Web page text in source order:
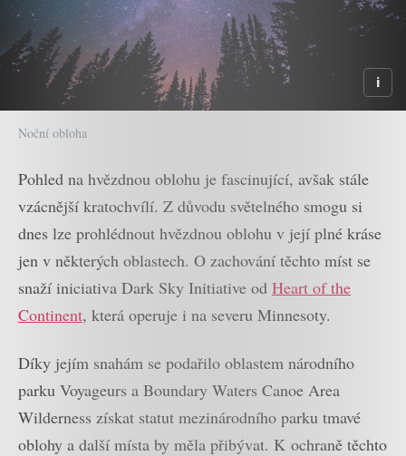
Noční obloha
Pohled na hvězdnou oblohu je fascinující, avšak stále
vzácnější kratochvílí. Z důvodu světelného smogu si
dnes lze prohlédnout hvězdnou oblohu v její plné kráse
jen v některých oblastech. O zachování těchto míst se
snaží iniciativa Dark Sky Initiative od Heart of the
Continent, která operuje i na severu Minnesoty.
Díky jejím snahám se podařilo oblastem národního
parku Voyageurs a Boundary Waters Canoe Area
Wilderness získat statut mezinárodního parku tmavé
oblohy a další místa by měla přibývat. K ochraně těchto